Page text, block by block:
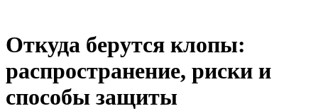
Откуда берутся клопы:
распространение, риски и
способы защиты